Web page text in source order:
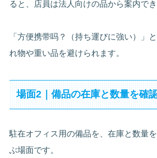
ると、店員は法人向けの品から案内でき
「方便携带吗？（持ち運びに強い）」
れ物や重い品を避けられます。
場面2｜備品の在庫と数量を確
駐在オフィス用の備品を、在庫と数量
ぶ場面です。